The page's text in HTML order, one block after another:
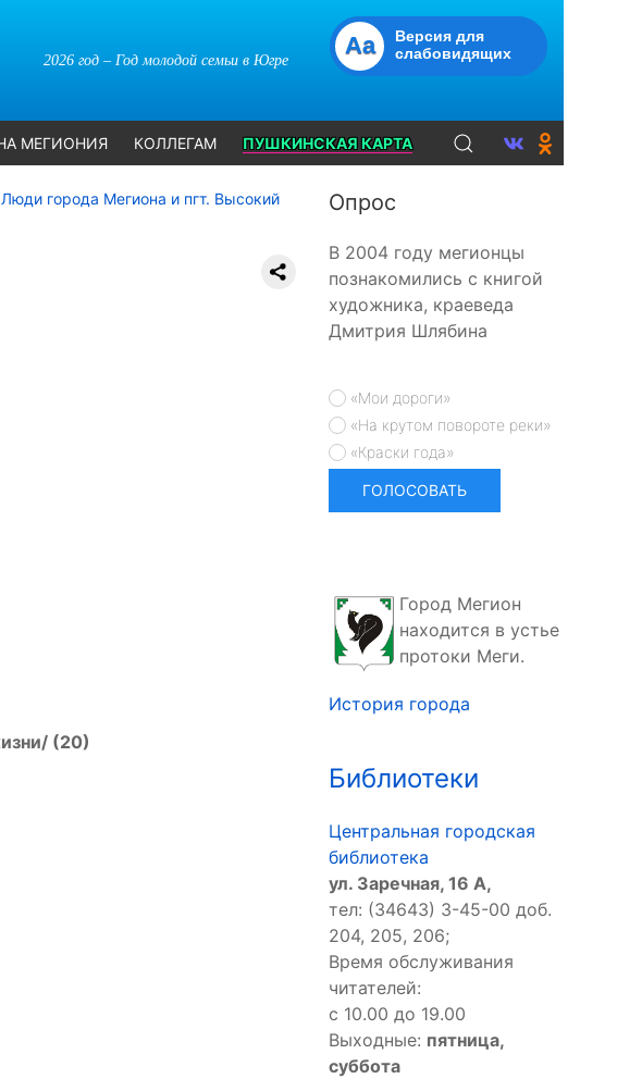
2026 год – Год молодой семьи в Югре
Aa
Версия для
слабовидящих
МЕГИОНИЯ КОЛЛЕГАМ ПУШКИНСКАЯ КАРТА
Люди города Мегиона и пгт. Высокий
(20)
Опрос
В 2004 году мегионцы
познакомились с книгой
художника, краеведа
Дмитрия Шлябина
«Мои дороги»
«На крутом повороте реки»
«Краски года»
Город Мегион
находится в устье
протоки Меги.
История города
Библиотеки
Центральная городская
библиотека
ул. Заречная, 16 А,
тел: (34643) 3-45-00 доб.
204, 205, 206;
Время обслуживания
читателей:
с 10.00 до 19.00
Выходные: пятница,
суббота